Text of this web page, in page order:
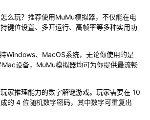
么玩？推荐使用MuMu模拟器，不仅能在电
键位设置、多开运行、高帧率等多种实用功
Windows、MacOS系统，无论你使用的是
设备，MuMu模拟器均可为你提供最流畅
家推理能力的数字解谜游戏。玩家需要在 10
的 4 位随机数字密码，其中数字可重复出